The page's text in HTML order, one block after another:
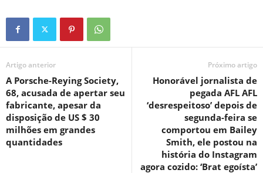
Artigo anterior
A Porsche-Reying Society,
68, acusada de apertar seu
fabricante, apesar da
disposição de US $ 30
milhões em grandes
quantidades
Próximo artigo
Honorável jornalista de
pegada AFL AFL
‘desrespeitoso’ depois de
segunda-feira se
comportou em Bailey
Smith, ele postou na
história do Instagram
agora cozido: ‘Brat egoísta’